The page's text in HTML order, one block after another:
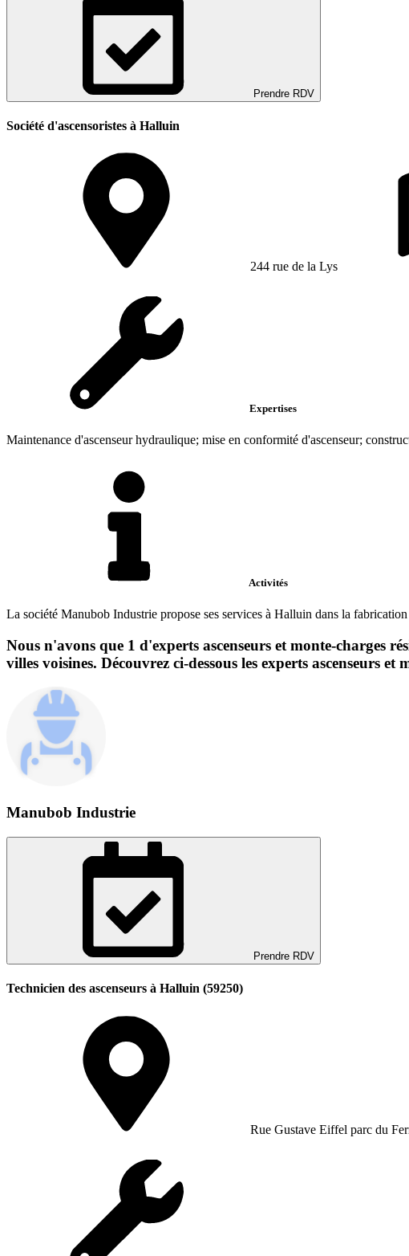
Prendre RDV
Société d'ascensoristes à Halluin
244 rue de la Lys
Expertises
Maintenance d'ascenseur hydraulique; mise en conformité d'ascenseur;
Activités
La société Manubob Industrie propose ses services à Halluin dans la
Nous n'avons que 1 d'experts ascenseurs et monte-charges
villes voisines. Découvrez ci-dessous les experts ascenseurs
Manubob Industrie
Prendre RDV
Technicien des ascenseurs à Halluin (59250)
Rue Gustave Eiffel parc du